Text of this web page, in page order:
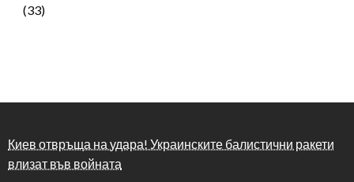
(33)
Киев отвръща на удара! Украинските балистични ракети
влизат във войната